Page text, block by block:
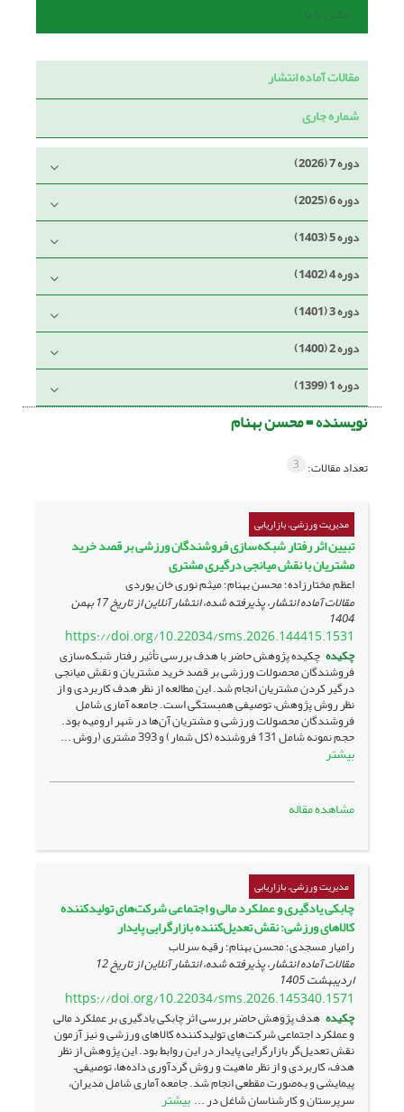
تماس با ما
مقالات آماده انتشار
شماره جاری
دوره 7 (2026)
دوره 6 (2025)
دوره 5 (1403)
دوره 4 (1402)
دوره 3 (1401)
دوره 2 (1400)
دوره 1 (1399)
نویسنده =محسن بهنام
تعداد مقالات: 3
مدیریت ورزشی، بازاریابی
تبیین اثر رفتار شبکه‌سازی فروشندگان ورزشی بر قصد خرید
مشتریان با نقش میانجی درگیری مشتری
اعظم مختارزاده؛ محسن بهنام؛ میثم نوری خان یوردی
مقالات آماده انتشار، پذیرفته شده، انتشار آنلاین از تاریخ 17 بهمن
1404
https://doi.org/10.22034/sms.2026.144415.1531
چکیده چکیده پژوهش حاضر با هدف بررسی تأثیر رفتار شبکه‌سازی
فروشندگان محصولات ورزشی بر قصد خرید مشتریان و نقش میانجی
درگیر کردن مشتریان انجام شد. این مطالعه از نظر هدف کاربردی و از
نظر روش پژوهش، توصیفی همبستگی است. جامعه آماری شامل
فروشندگان محصولات ورزشی و مشتریان آن‌ها در شهر ارومیه بود.
حجم نمونه شامل 131 فروشنده (کل شمار) و 393 مشتری (روش ...
بیشتر
مشاهده مقاله
مدیریت ورزشی، بازاریابی
چابکی یادگیری و عملکرد مالی و اجتماعی شرکت‌های تولیدکننده
کالاهای ورزشی: نقش تعدیل‌کننده بازارگرایی پایدار
رامیار مسجدی؛ محسن بهنام؛ رقیه سرلاب
مقالات آماده انتشار، پذیرفته شده، انتشار آنلاین از تاریخ12
اردیبهشت 1405
https://doi.org/10.22034/sms.2026.145340.1571
چکیده هدف پژوهش حاضر بررسی اثر چابکی یادگیری بر عملکرد مالی
و عملکرد اجتماعی شرکت‌های تولیدکننده کالاهای ورزشی و نیز آزمون
نقش تعدیل‌گر بازارگرایی پایدار در این روابط بود. این پژوهش از نظر
هدف، کاربردی و از نظر ماهیت و روش گردآوری داده‌ها، توصیفی–
پیمایشی و به‌صورت مقطعی انجام شد. جامعه آماری شامل مدیران،
سرپرستان و کارشناسان شاغل در ... بیشتر